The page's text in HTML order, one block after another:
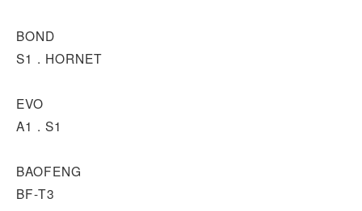
BOND
S1 . HORNET
EVO
A1 . S1
BAOFENG
BF-T3